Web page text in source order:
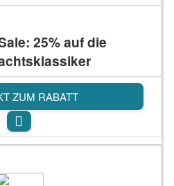
25% auf die
ZUM RABATT